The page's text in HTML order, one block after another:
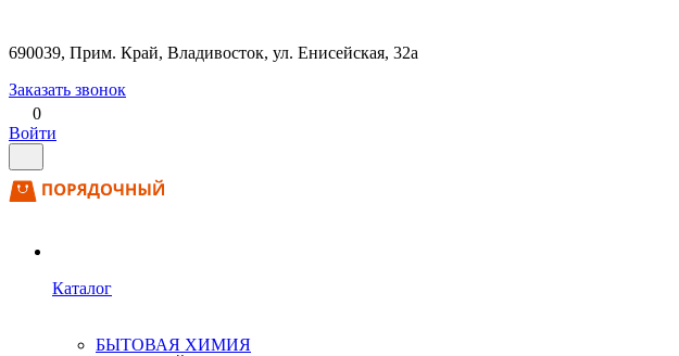
690039, Прим. Край, Владивосток, ул. Енисейская, 32а
Заказать звонок
0
Войти
Каталог
БЫТОВАЯ ХИМИЯ